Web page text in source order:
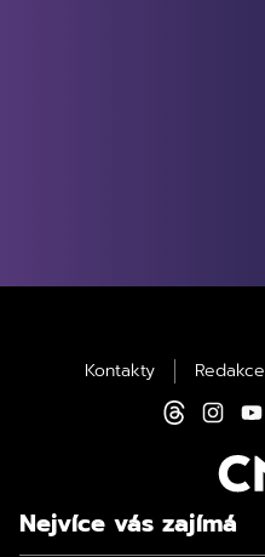
Nejvíce vás zajímá
Kontakty Redakce